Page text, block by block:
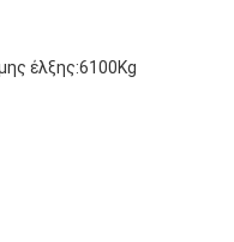
έλξης:6100Kg